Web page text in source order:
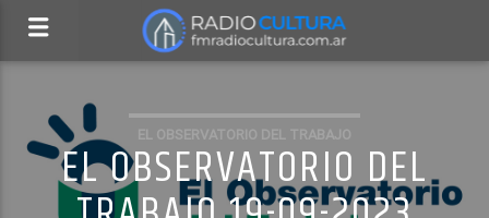
EL OBSERVATORIO DEL TRABAJO
EL OBSERVATORIO DEL